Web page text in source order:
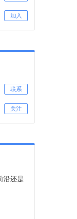
加入
联系
关注
沿还是